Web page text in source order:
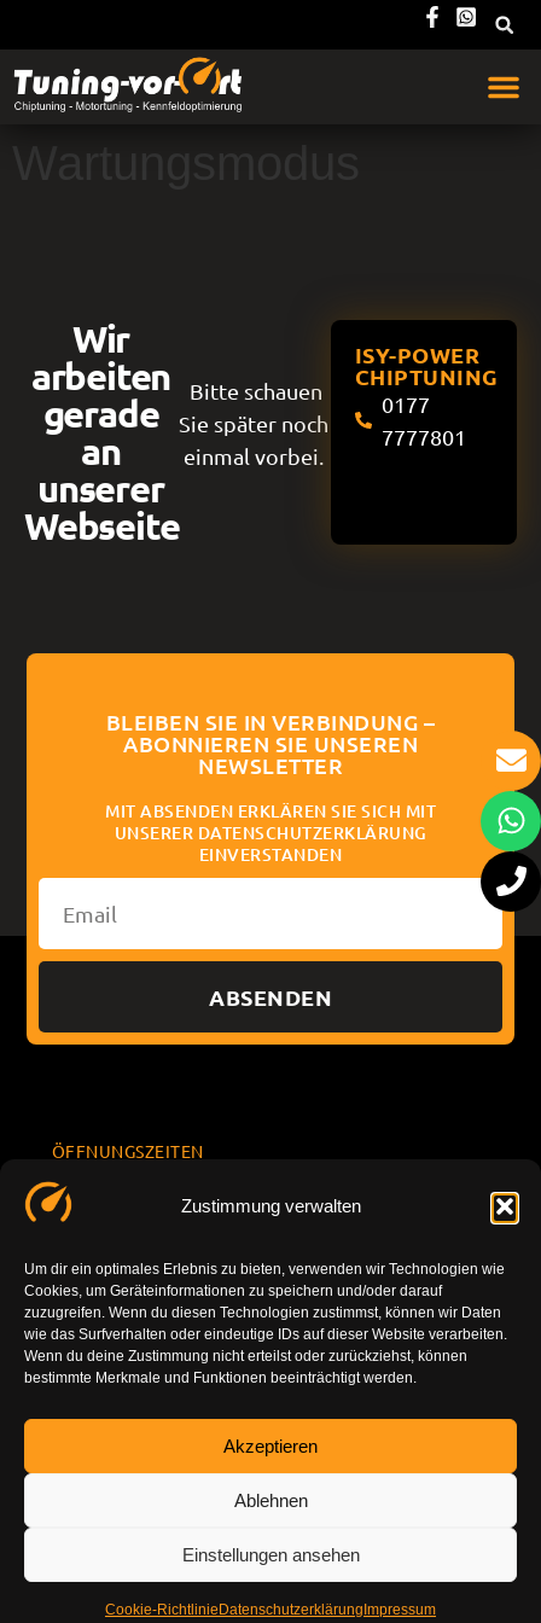
Zustimmung verwalten
Um dir ein optimales Erlebnis zu bieten, verwenden wir Technologien wie
Cookies, um Geräteinformationen zu speichern und/oder darauf
zuzugreifen. Wenn du diesen Technologien zustimmst, können wir Daten
wie das Surfverhalten oder eindeutige IDs auf dieser Website verarbeiten.
Wenn du deine Zustimmung nicht erteilst oder zurückziehst, können
bestimmte Merkmale und Funktionen beeinträchtigt werden.
Akzeptieren
Ablehnen
Einstellungen ansehen
Cookie-Richtlinie Datenschutzerklärung Impressum
Wartungsmodus
Wir
arbeiten
gerade
an
unserer
Webseite
Bitte schauen
Sie später noch
einmal vorbei.
ISY-POWER
CHIPTUNING
0177
7777801
BLEIBEN SIE IN VERBINDUNG –
ABONNIEREN SIE UNSEREN
NEWSLETTER
MIT ABSENDEN ERKLÄREN SIE SICH MIT
UNSERER DATENSCHUTZERKLÄRUNG
EINVERSTANDEN
ABSENDEN
ÖFFNUNGSZEITEN
Sa. 10.00 -
14.00
So.
geschlossen
INFORMATION
7777801
info@tuning-
vor-ort.com
DE-86179
g
Impressu
m